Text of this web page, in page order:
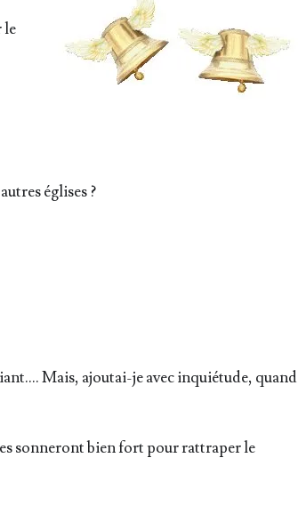
le
églises ?
Mais, ajou­tai-je avec inquié­tude, quand
son­ne­ront bien fort pour rat­tra­per le